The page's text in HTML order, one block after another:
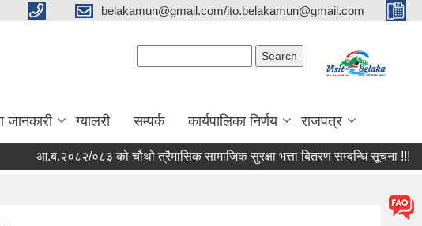
belakamun@gmail.com/ito.belakamun@gmail.com
जानकारी ग्यालरी सम्पर्क कार्यपालिका निर्णय राजपत्र
आ.ब.२०८२/०८३ को चौथो त्रैमासिक सामाजिक सुरक्षा भत्ता बितरण सम्बन्धि सूचना !!!